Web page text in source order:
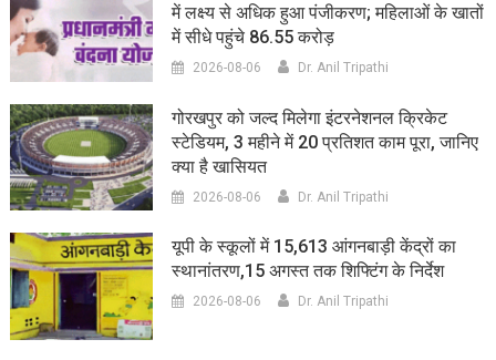
में लक्ष्य से अधिक हुआ पंजीकरण; महिलाओं के खातों
में सीधे पहुंचे 86.55 करोड़
2026-08-06 Dr. Anil Tripathi
गोरखपुर को जल्द मिलेगा इंटरनेशनल क्रिकेट
स्टेडियम, 3 महीने में 20 प्रतिशत काम पूरा, जानिए
क्या है खासियत
2026-08-06 Dr. Anil Tripathi
यूपी के स्कूलों में 15,613 आंगनबाड़ी केंद्रों का
स्थानांतरण,15 अगस्त तक शिफ्टिंग के निर्देश
2026-08-06 Dr. Anil Tripathi